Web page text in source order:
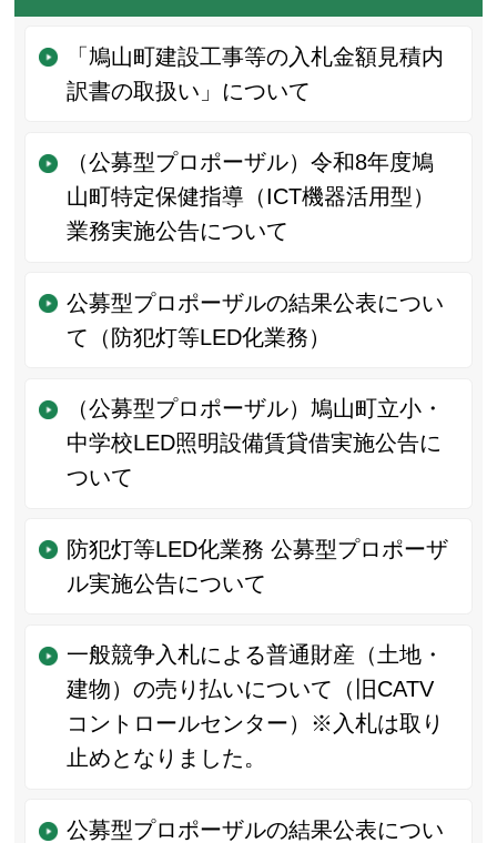
「鳩山町建設工事等の入札金額見積内
訳書の取扱い」について
（公募型プロポーザル）令和8年度鳩
山町特定保健指導（ICT機器活用型）
業務実施公告について
公募型プロポーザルの結果公表につい
て（防犯灯等LED化業務）
（公募型プロポーザル）鳩山町立小・
中学校LED照明設備賃貸借実施公告に
ついて
防犯灯等LED化業務 公募型プロポーザ
ル実施公告について
一般競争入札による普通財産（土地・
建物）の売り払いについて（旧CATV
コントロールセンター）※入札は取り
止めとなりました。
公募型プロポーザルの結果公表につい